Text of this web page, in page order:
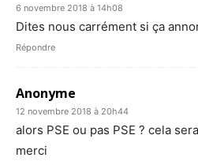
6 novembre 2018 à 14h08
Dites nous carrément si ça
Répondre
Anonyme
12 novembre 2018 à 20h44
alors PSE ou pas PSE ? cela
merci